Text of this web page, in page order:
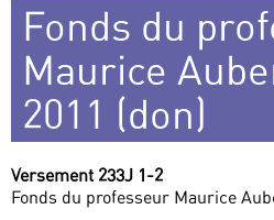
Fonds du
Maurice
2011 (don)
Versement 233J 1-2
Fonds du professeur Maurice